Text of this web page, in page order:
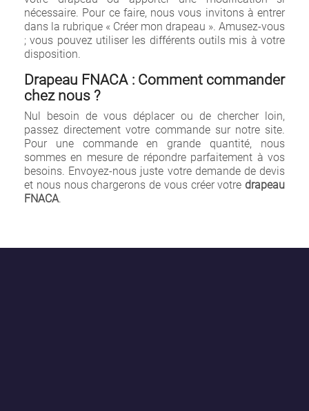
nécessaire. Pour ce faire, nous vous invitons à entrer
dans la rubrique « Créer mon drapeau ». Amusez-vous
; vous pouvez utiliser les différents outils mis à votre
disposition.
Drapeau FNACA : Comment commander
chez nous ?
Nul besoin de vous déplacer ou de chercher loin,
passez directement votre commande sur notre site.
Pour une commande en grande quantité, nous
sommes en mesure de répondre parfaitement à vos
besoins. Envoyez-nous juste votre demande de devis
et nous nous chargerons de vous créer votre drapeau
FNACA.